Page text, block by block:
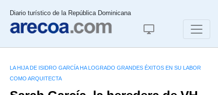
Diario turístico de la República Dominicana
LA HIJA DE ISIDRO GARCÍA HA LOGRADO GRANDES ÉXITOS EN SU LABOR
COMO ARQUITECTA